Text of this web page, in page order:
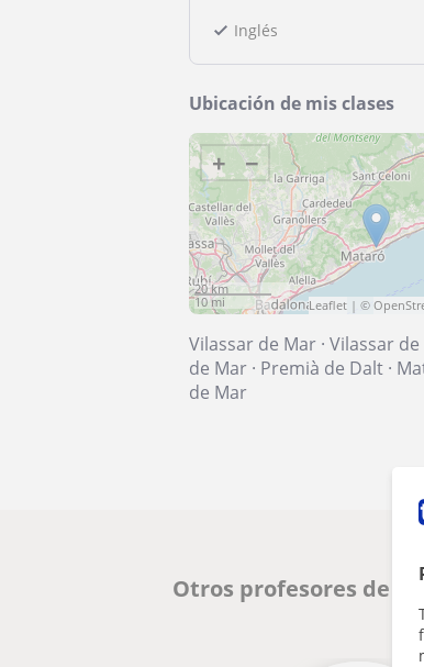
Inglés
Ubicación de mis clases
+ −
20 km
10 mi
Leaflet | ©
Vilassar de Mar · Vilassar
de Mar · Premià de Dalt ·
de Mar
Otros profesores de